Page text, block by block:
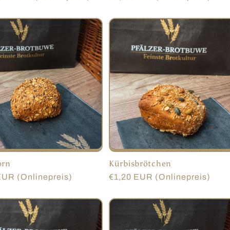
(Onlinepreis)
Kürbisbrötchen
Normaler
€1,20 EUR (Onlinepreis)